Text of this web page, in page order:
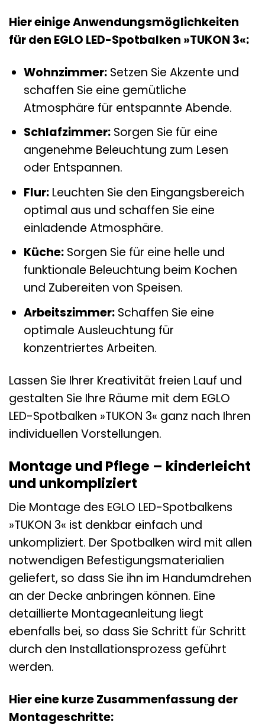
Hier einige Anwendungsmöglichkeiten
für den EGLO LED-Spotbalken »TUKON 3«:
Wohnzimmer:Setzen Sie Akzente und
schaffen Sie eine gemütliche
Atmosphäre für entspannte Abende.
Schlafzimmer:Sorgen Sie für eine
angenehme Beleuchtung zum Lesen
oder Entspannen.
Flur:Leuchten Sie den Eingangsbereich
optimal aus und schaffen Sie eine
einladende Atmosphäre.
Küche:Sorgen Sie für eine helle und
funktionale Beleuchtung beim Kochen
und Zubereiten von Speisen.
Arbeitszimmer:Schaffen Sie eine
optimale Ausleuchtung für
konzentriertes Arbeiten.
Lassen Sie Ihrer Kreativität freien Lauf und
gestalten Sie Ihre Räume mit dem EGLO
LED-Spotbalken »TUKON 3« ganz nach Ihren
individuellen Vorstellungen.
Montage und Pflege – kinderleicht
und unkompliziert
Die Montage des EGLO LED-Spotbalkens
»TUKON 3« ist denkbar einfach und
unkompliziert. Der Spotbalken wird mit allen
notwendigen Befestigungsmaterialien
geliefert, so dass Sie ihn im Handumdrehen
an der Decke anbringen können. Eine
detaillierte Montageanleitung liegt
ebenfalls bei, so dass Sie Schritt für Schritt
durch den Installationsprozess geführt
werden.
Hier eine kurze Zusammenfassung der
Montageschritte: